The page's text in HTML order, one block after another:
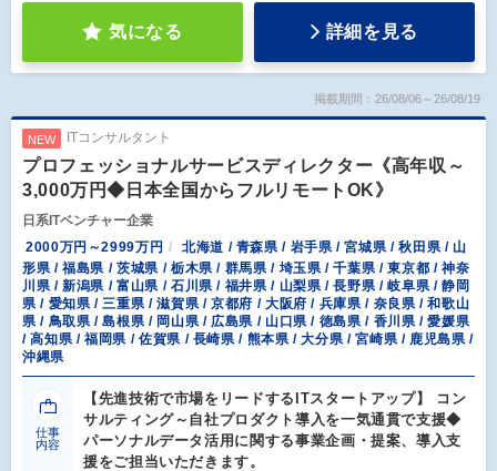
気になる 詳細を見る
掲載期間：26/08/06～26/08/19
NEW ITコンサルタント
プロフェッショナルサービスディレクター《高年収～
3,000万円◆日本全国からフルリモートOK》
日系ITベンチャー企業
2000万円～2999万円
北海道 / 青森県 / 岩手県 / 宮城県 / 秋田県 / 山
形県 / 福島県 / 茨城県 / 栃木県 / 群馬県 / 埼玉県 / 千葉県 / 東京都 / 神奈
川県 / 新潟県 / 富山県 / 石川県 / 福井県 / 山梨県 / 長野県 / 岐阜県 / 静岡
県 / 愛知県 / 三重県 / 滋賀県 / 京都府 / 大阪府 / 兵庫県 / 奈良県 / 和歌山
県 / 鳥取県 / 島根県 / 岡山県 / 広島県 / 山口県 / 徳島県 / 香川県 / 愛媛県
/ 高知県 / 福岡県 / 佐賀県 / 長崎県 / 熊本県 / 大分県 / 宮崎県 / 鹿児島県 /
沖縄県
仕事
内容
【先進技術で市場をリードするITスタートアップ】 コン
サルティング～自社プロダクト導入を一気通貫で支援◆
パーソナルデータ活用に関する事業企画・提案、導入支
援をご担当いただきます。